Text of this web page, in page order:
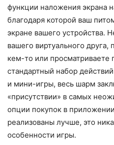
функции наложения экрана
благодаря которой ваш
экране вашего устройства.
вашего виртуального
кем-то или
стандартный набор
и мини-игры, весь шарм
«присутствии» в самых
опции покупок в
реализованы лучше, это
особенности игры.